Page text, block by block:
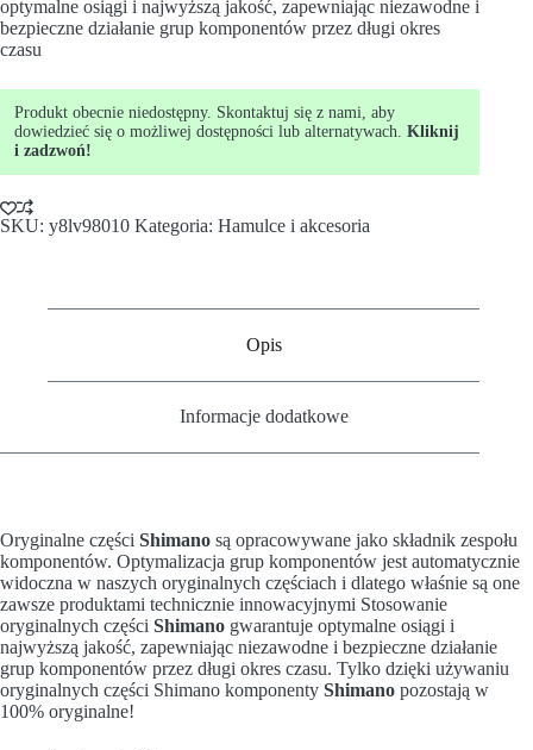
optymalne osiągi i najwyższą jakość, zapewniając niezawodne i
bezpieczne działanie grup komponentów przez długi okres
czasu
Produkt obecnie niedostępny. Skontaktuj się z nami, aby
dowiedzieć się o możliwej dostępności lub alternatywach. Kliknij
i zadzwoń!
SKU: y8lv98010 Kategoria: Hamulce i akcesoria
Opis
Informacje dodatkowe
Oryginalne części Shimano są opracowywane jako składnik zespołu
komponentów. Optymalizacja grup komponentów jest automatycznie
widoczna w naszych oryginalnych częściach i dlatego właśnie są one
zawsze produktami technicznie innowacyjnymi Stosowanie
oryginalnych części Shimano gwarantuje optymalne osiągi i
najwyższą jakość, zapewniając niezawodne i bezpieczne działanie
grup komponentów przez długi okres czasu. Tylko dzięki używaniu
oryginalnych części Shimano komponenty Shimano pozostają w
100% oryginalne!